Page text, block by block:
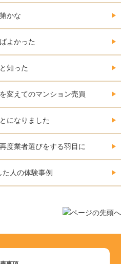
かな
よかった
知った
変えてのマンション売買
になりました
度業者選びをする羽目に
人の体験事例